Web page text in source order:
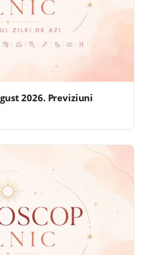
2026. Previziuni